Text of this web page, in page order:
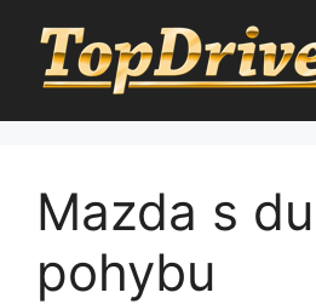
obsah
Mazda s
pohybu